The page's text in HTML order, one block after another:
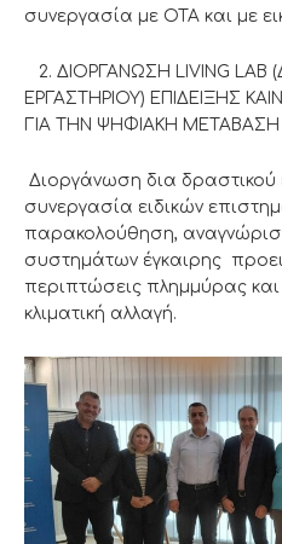
συνεργασία με ΟΤΑ και με
2. ΔΙΟΡΓΑΝΩΣΗ LIVING LAB
ΕΡΓΑΣΤΗΡΙΟΥ) ΕΠΙΔΕΙΞΗΣ
ΓΙΑ ΤΗΝ ΨΗΦΙΑΚΗ
Διοργάνωση δια δραστικού
συνεργασία ειδικών
παρακολούθηση,
συστημάτων έγκαιρης
περιπτώσεις πλημμύρας
κλιματική αλλαγή.